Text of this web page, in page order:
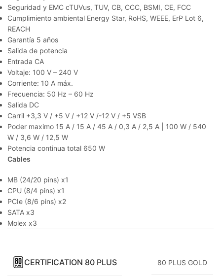
Seguridad y EMC cTUVus, TUV, CB, CCC, BSMI, CE, FCC
Cumplimiento ambiental Energy Star, RoHS, WEEE, ErP Lot 6,
REACH
Garantía 5 años
Salida de potencia
Entrada CA
Voltaje: 100 V – 240 V
Corriente: 10 A máx.
Frecuencia: 50 Hz – 60 Hz
Salida DC
Carril +3,3 V / +5 V / +12 V /-12 V / +5 VSB
Poder maximo 15 A / 15 A / 45 A / 0,3 A / 2,5 A | 100 W / 540
W / 3,6 W / 12,5 W
Potencia continua total 650 W
Cables
MB (24/20 pins) x1
CPU (8/4 pins) x1
PCIe (8/6 pins) x2
SATA x3
Molex x3
CERTIFICATION 80 PLUS 80 PLUS GOLD